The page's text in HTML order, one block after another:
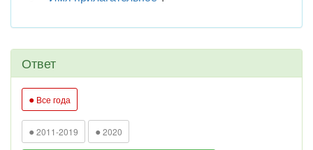
Ответ
● Все года
● 2011-2019 ● 2020